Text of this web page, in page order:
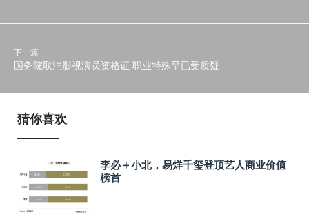
下一篇
国务院取消影视演员资格证 职业特殊早已受质疑
猜你喜欢
李必＋小北，易烊千玺登顶艺人商业价值
榜首